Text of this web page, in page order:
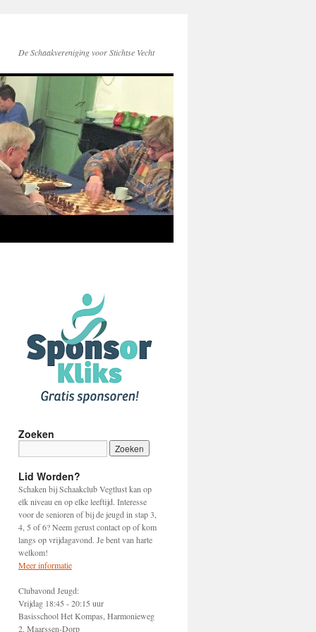
De Schaakvereniging voor Stichtse Vecht
Zoeken
Lid Worden?
Schaken bij Schaakclub Vegtlust kan op
elk niveau en op elke leeftijd. Interesse
voor de senioren of bij de jeugd in stap 3,
4, 5 of 6? Neem gerust contact op of kom
langs op vrijdagavond. Je bent van harte
welkom!
Meer informatie
Clubavond Jeugd:
Vrijdag 18:45 - 20:15 uur
Basisschool Het Kompas, Harmonieweg
2, Maarssen-Dorp